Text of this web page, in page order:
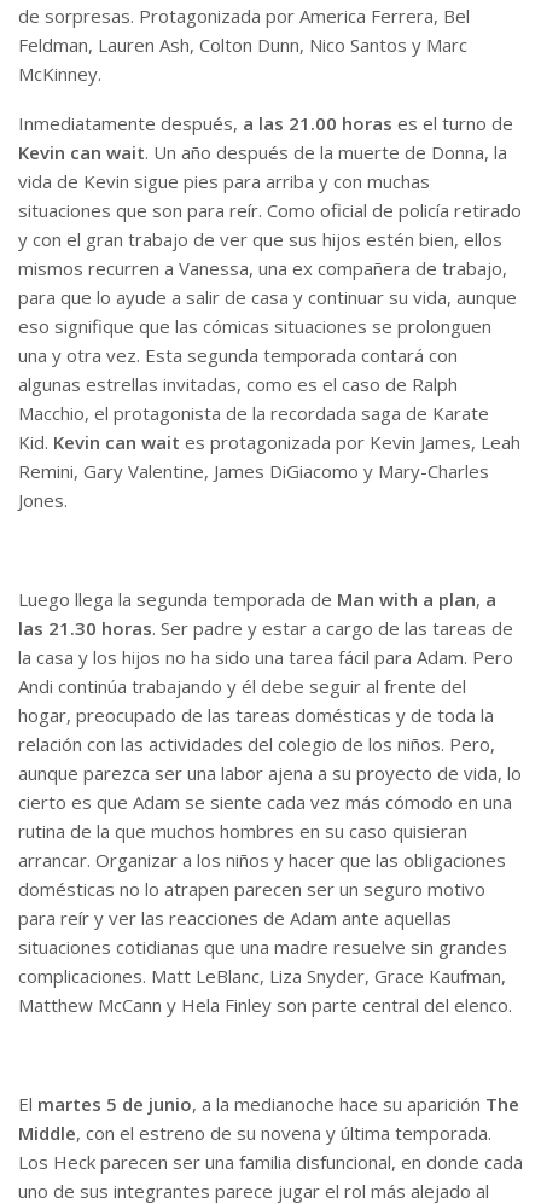
de sorpresas. Protagonizada por America Ferrera, Bel
Feldman, Lauren Ash, Colton Dunn, Nico Santos y Marc
McKinney.
Inmediatamente después, a las 21.00 horas es el turno de
Kevin can wait. Un año después de la muerte de Donna, la
vida de Kevin sigue pies para arriba y con muchas
situaciones que son para reír. Como oficial de policía retirado
y con el gran trabajo de ver que sus hijos estén bien, ellos
mismos recurren a Vanessa, una ex compañera de trabajo,
para que lo ayude a salir de casa y continuar su vida, aunque
eso signifique que las cómicas situaciones se prolonguen
una y otra vez. Esta segunda temporada contará con
algunas estrellas invitadas, como es el caso de Ralph
Macchio, el protagonista de la recordada saga de Karate
Kid. Kevin can wait es protagonizada por Kevin James, Leah
Remini, Gary Valentine, James DiGiacomo y Mary-Charles
Jones.
Luego llega la segunda temporada de Man with a plan, a
las 21.30 horas. Ser padre y estar a cargo de las tareas de
la casa y los hijos no ha sido una tarea fácil para Adam. Pero
Andi continúa trabajando y él debe seguir al frente del
hogar, preocupado de las tareas domésticas y de toda la
relación con las actividades del colegio de los niños. Pero,
aunque parezca ser una labor ajena a su proyecto de vida, lo
cierto es que Adam se siente cada vez más cómodo en una
rutina de la que muchos hombres en su caso quisieran
arrancar. Organizar a los niños y hacer que las obligaciones
domésticas no lo atrapen parecen ser un seguro motivo
para reír y ver las reacciones de Adam ante aquellas
situaciones cotidianas que una madre resuelve sin grandes
complicaciones. Matt LeBlanc, Liza Snyder, Grace Kaufman,
Matthew McCann y Hela Finley son parte central del elenco.
El martes 5 de junio, a la medianoche hace su aparición The
Middle, con el estreno de su novena y última temporada.
Los Heck parecen ser una familia disfuncional, en donde cada
uno de sus integrantes parece jugar el rol más alejado al